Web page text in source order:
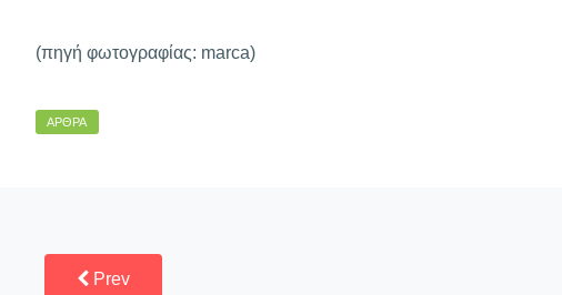
(πηγή φωτογραφίας: marca)
ΆΡΘΡΑ
Prev